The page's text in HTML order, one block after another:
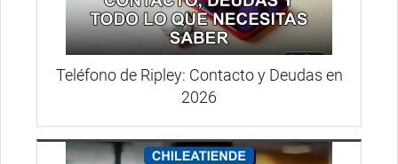
Teléfono de Ripley: Contacto y Deudas en
2026